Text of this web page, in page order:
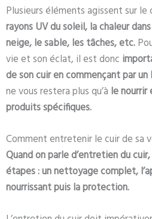
Plusieurs éléments agissent sur
rayons UV du soleil, la chaleur
neige, le sable, les tâches, etc.
vie et son éclat, il est donc
de son cuir en commençant par
ne vous restera plus qu’à le
produits spécifiques.
Comment entretenir le cuir de sa
Quand on parle d’entretien du
étapes : un nettoyage complet,
nourrissant puis la protection.